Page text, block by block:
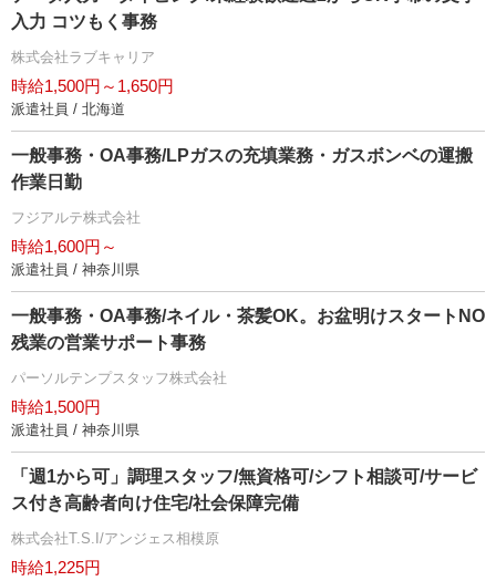
入力 コツもく事務
株式会社ラブキャリア
時給1,500円～1,650円
派遣社員 / 北海道
一般事務・OA事務/LPガスの充填業務・ガスボンベの運搬
作業日勤
フジアルテ株式会社
時給1,600円～
派遣社員 / 神奈川県
一般事務・OA事務/ネイル・茶髪OK。お盆明けスタートNO
残業の営業サポート事務
パーソルテンプスタッフ株式会社
時給1,500円
派遣社員 / 神奈川県
「週1から可」調理スタッフ/無資格可/シフト相談可/サービ
ス付き高齢者向け住宅/社会保障完備
株式会社T.S.I/アンジェス相模原
時給1,225円